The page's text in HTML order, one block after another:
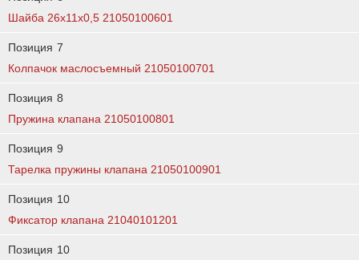
Шайба 26х11х0,5 21050100601
Позиция 7
Колпачок маслосъемный 21050100701
Позиция 8
Пружина клапана 21050100801
Позиция 9
Тарелка пружины клапана 21050100901
Позиция 10
Фиксатор клапана 21040101201
Позиция 10